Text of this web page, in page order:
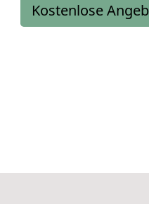
Kostenlose